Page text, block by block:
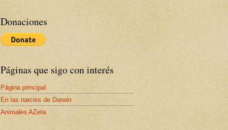
Donaciones
Páginas que sigo con interés
Página principal
En las narcies de Darwin
Animales AZeta